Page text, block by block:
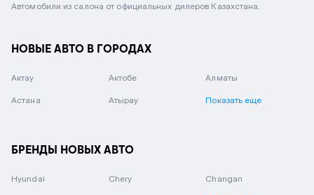
Автомобили из салона от официальных дилеров Казахстана.
НОВЫЕ АВТО В ГОРОДАХ
Актау Актобе Алматы
Астана Атырау Показать еще
БРЕНДЫ НОВЫХ АВТО
Hyundai Chery Changan